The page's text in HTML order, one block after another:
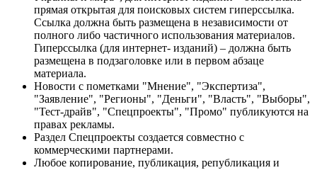
прямая открытая для поисковых систем гиперссылка.
Ссылка должна быть размещена в независимости от
полного либо частичного использования материалов.
Гиперссылка (для интернет- изданий) – должна быть
размещена в подзаголовке или в первом абзаце
материала.
Новости с пометками "Мнение", "Экспертиза",
"Заявление", "Регионы", "Деньги", "Власть", "Выборы",
"Тест-драйв", "Спецпроекты", "Промо" публикуются на
правах рекламы.
Раздел Спецпроекты создается совместно с
коммерческими партнерами.
Любое копирование, публикация, републикация и